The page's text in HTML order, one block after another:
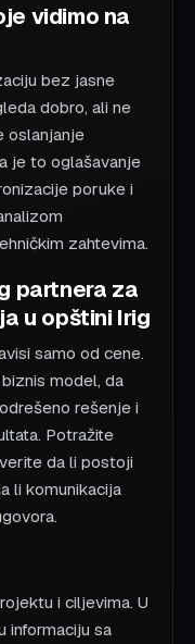
vidimo na
bez jasne
dobro, ali ne
oslanjanje
je to oglašavanje
poruke i
zahtevima.
partnera za
u opštini Irig
samo od cene.
model, da
rešenje i
Potražite
da li postoji
li komunikacija
i ciljevima. U
informaciju sa